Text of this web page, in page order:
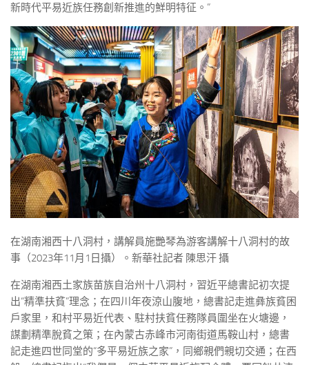
新時代平易近族任務創新推進的鮮明特征。”
在湖南湘西十八洞村，講解員施艷琴為游客講解十八洞村的故
事（2023年11月1日攝）。新華社記者 陳思汗 攝
在湖南湘西土家族苗族自治州十八洞村，習近平總書記初次提
出“精準扶貧”理念；在四川年夜涼山腹地，總書記走進彝族貧困
戶家里，和村平易近代表、駐村扶貧任務隊員圍坐在火塘邊，
謀劃精準脫貧之策；在內蒙古赤峰市河南街道馬鞍山村，總書
記走進四世同堂的“多平易近族之家”，同鄉親們親切交通；在西